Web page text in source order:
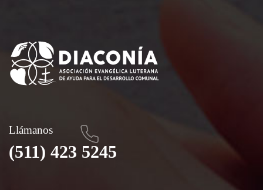
Llámanos
(511) 423 5245